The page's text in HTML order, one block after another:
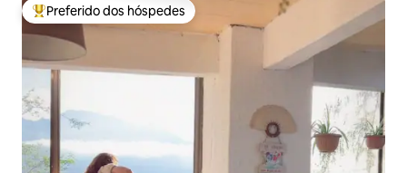
Entre os melhores preferidos dos hóspedes
Preferido dos hóspedes